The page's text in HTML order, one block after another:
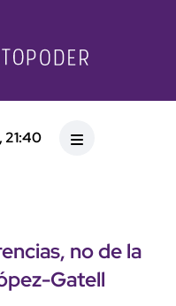
21:40
no de la
Gatell